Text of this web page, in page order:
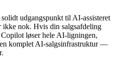
udgangspunkt til AI-assisteret
ikke nok. Hvis din salgsafdeling
løser hele AI-ligningen,
komplet AI-salgsinfrastruktur —